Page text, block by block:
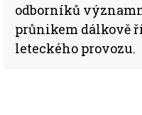
odborníků
průnikem dálkově
leteckého provozu.